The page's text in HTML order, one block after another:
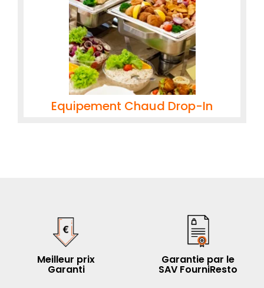
Equipement Chaud Drop-In
Meilleur prix
Garanti
Garantie par le
SAV FourniResto